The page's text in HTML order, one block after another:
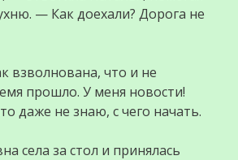
— Как доехали? Дорога не
взволнована, что и не
прошло. У меня новости!
даже не знаю, с чего начать.
села за стол и принялась